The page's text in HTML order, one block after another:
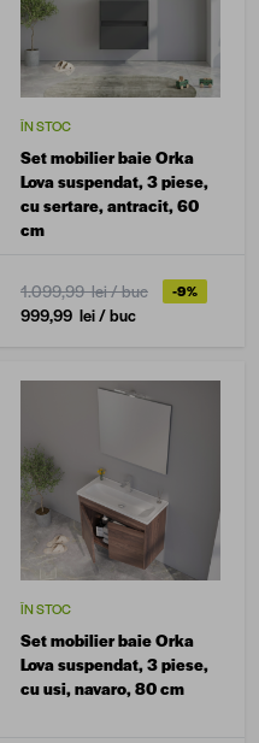
ÎN STOC
Set mobilier baie Orka
Lova suspendat, 3 piese,
cu sertare, antracit, 60
cm
1.099,99 lei/ buc -9%
999,99 lei/ buc
ÎN STOC
Set mobilier baie Orka
Lova suspendat, 3 piese,
cu usi, navaro, 80 cm